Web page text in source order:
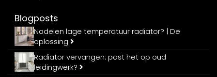
Blogposts
Nadelen lage temperatuur radiator? | De
oplossing
Radiator vervangen: past het op oud
leidingwerk?